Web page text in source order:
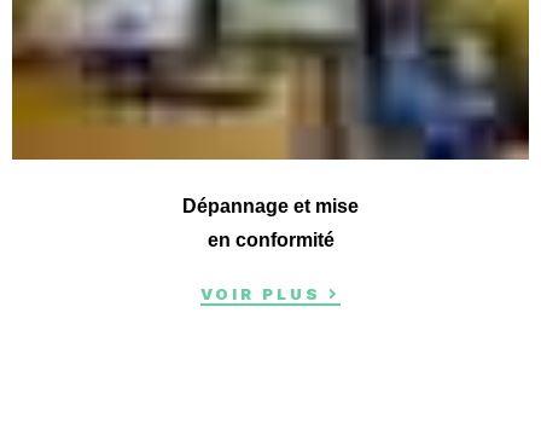
Dépannage et mise
en conformité
VOIR PLUS